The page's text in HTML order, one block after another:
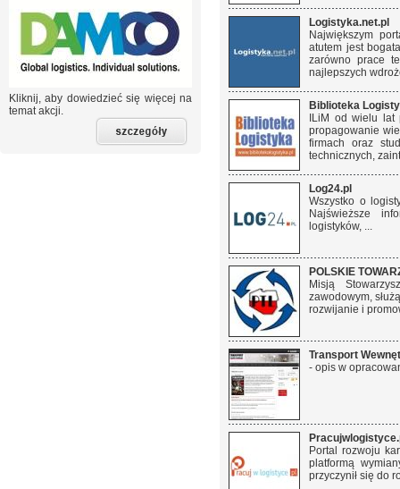
Kliknij, aby dowiedzieć się więcej na
temat akcji.
Logistyka.net.pl
Największym
atutem jest
zarówno prace
najlepszych
Biblioteka
ILiM od wielu lat
propagowanie
firmach oraz
technicznych,
Log24.pl
Wszystko o
Najświeższe
logistyków, ...
POLSKIE
Misją
zawodowym,
rozwijanie i
Transport
- opis w
Portal rozwoju
platformą
przyczynił się do